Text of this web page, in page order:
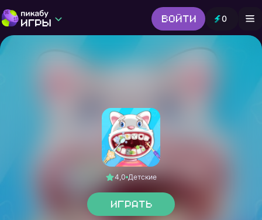
Войти 0
Игры от Пикабу
Выбор редакции
Головоломки
4,0 Детские
Играть